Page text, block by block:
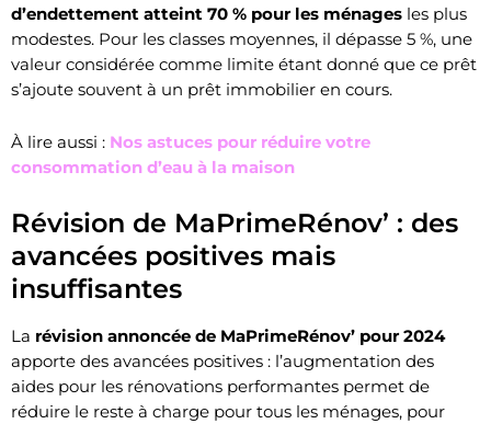
d’endettement atteint 70 % pour les ménages les plus
modestes. Pour les classes moyennes, il dépasse 5 %, une
valeur considérée comme limite étant donné que ce prêt
s’ajoute souvent à un prêt immobilier en cours.
À lire aussi : Nos astuces pour réduire votre
consommation d’eau à la maison
Révision de MaPrimeRénov’ : des
avancées positives mais
insuffisantes
La révision annoncée de MaPrimeRénov’ pour 2024
apporte des avancées positives : l’augmentation des
aides pour les rénovations performantes permet de
réduire le reste à charge pour tous les ménages, pour